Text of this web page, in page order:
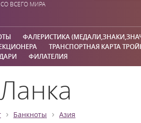
ВСЕГО МИРА
ФАЛЕРИСТИКА
ТРАНСПОРТНАЯ КАРТА
ФИЛАТЕЛИЯ
› Банкноты › Азия